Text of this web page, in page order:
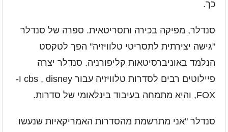
כך.
סנדלר, מפיקה בכירה ותסריטאית. ספרה של סנדלר
"גישה יצירתית לתסריטי טלוויזיה" הפך לטקסט
הנלמד באוניברסיטאות קליפורניה. סנדלר יצרה
פיילוטים רבים לסדרות טלוויזיה עבור cbs , disney ו-
FOX, והיא מתמחה בעיבוד בינלאומי של סדרות.
סנדלר "אני מתרשמת מהסדרות האמריקאיות שנעשו